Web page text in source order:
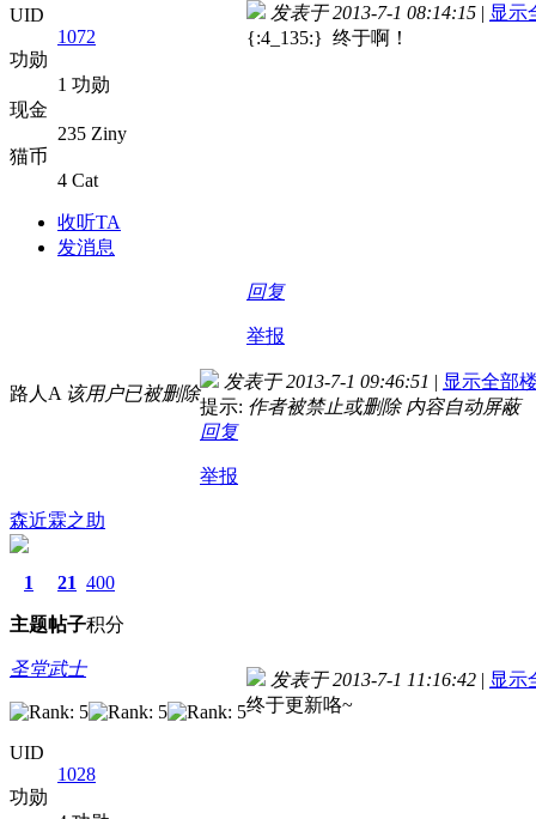
UID
1072
功勋
1 功勋
现金
235 Ziny
猫币
4 Cat
收听TA
发消息
发表于 2013-7-1 08:14:15 | 显示
{:4_135:} 终于啊！
回复
举报
路人A 该用户已被删除
发表于 2013-7-1 09:46:51 | 显示全部
提示: 作者被禁止或删除 内容自动屏蔽
回复
举报
森近霖之助
1
主题
21
帖子
400
积分
圣堂武士
UID
1028
功勋
发表于 2013-7-1 11:16:42 | 显示
终于更新咯~